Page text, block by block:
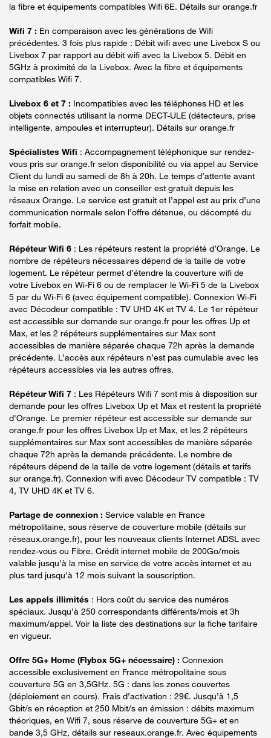
la fibre et équipements compatibles Wifi 6E. Détails sur orange.fr
Wifi 7 : En comparaison avec les générations de Wifi
précédentes. 3 fois plus rapide : Débit wifi avec une Livebox S ou
Livebox 7 par rapport au débit wifi avec la Livebox 5. Débit en
5GHz à proximité de la Livebox. Avec la fibre et équipements
compatibles Wifi 7.
Livebox 6 et 7 : Incompatibles avec les téléphones HD et les
objets connectés utilisant la norme DECT-ULE (détecteurs, prise
intelligente, ampoules et interrupteur). Détails sur orange.fr
Spécialistes Wifi : Accompagnement téléphonique sur rendez-
vous pris sur orange.fr selon disponibilité ou via appel au Service
Client du lundi au samedi de 8h à 20h. Le temps d’attente avant
la mise en relation avec un conseiller est gratuit depuis les
réseaux Orange. Le service est gratuit et l’appel est au prix d’une
communication normale selon l’offre détenue, ou décompté du
forfait mobile.
Répéteur Wifi 6 : Les répéteurs restent la propriété d’Orange. Le
nombre de répéteurs nécessaires dépend de la taille de votre
logement. Le répéteur permet d’étendre la couverture wifi de
votre Livebox en Wi-Fi 6 ou de remplacer le Wi-Fi 5 de la Livebox
5 par du Wi-Fi 6 (avec équipement compatible). Connexion Wi-Fi
avec Décodeur compatible : TV UHD 4K et TV 4. Le 1er répéteur
est accessible sur demande sur orange.fr pour les offres Up et
Max, et les 2 répéteurs supplémentaires sur Max sont
accessibles de manière séparée chaque 72h après la demande
précédente. L’accès aux répéteurs n’est pas cumulable avec les
répéteurs accessibles via les autres offres.
Répéteur Wifi 7 : Les Répéteurs Wifi 7 sont mis à disposition sur
demande pour les offres Livebox Up et Max et restent la propriété
d'Orange. Le premier répéteur est accessible sur demande sur
orange.fr pour les offres Livebox Up et Max, et les 2 répéteurs
supplémentaires sur Max sont accessibles de manière séparée
chaque 72h après la demande précédente. Le nombre de
répéteurs dépend de la taille de votre logement (détails et tarifs
sur orange.fr). Connexion wifi avec Décodeur TV compatible : TV
4, TV UHD 4K et TV 6.
Partage de connexion : Service valable en France
métropolitaine, sous réserve de couverture mobile (détails sur
réseaux.orange.fr), pour les nouveaux clients Internet ADSL avec
rendez-vous ou Fibre. Crédit internet mobile de 200Go/mois
valable jusqu'à la mise en service de votre accès internet et au
plus tard jusqu'à 12 mois suivant la souscription.
Les appels illimités : Hors coût du service des numéros
spéciaux. Jusqu’à 250 correspondants différents/mois et 3h
maximum/appel. Voir la liste des destinations sur la fiche tarifaire
en vigueur.
Offre 5G+ Home (Flybox 5G+ nécessaire) : Connexion
accessible exclusivement en France métropolitaine sous
couverture 5G en 3,5GHz. 5G : dans les zones couvertes
(déploiement en cours). Frais d’activation : 29€. Jusqu’à 1,5
Gbit/s en réception et 250 Mbit/s en émission : débits maximum
théoriques, en Wifi 7, sous réserve de couverture 5G+ et en
bande 3,5 GHz, détails sur reseaux.orange.fr. Avec équipements